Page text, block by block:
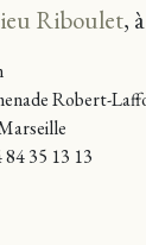
Riboulet,
Robert-
84 35 13 13